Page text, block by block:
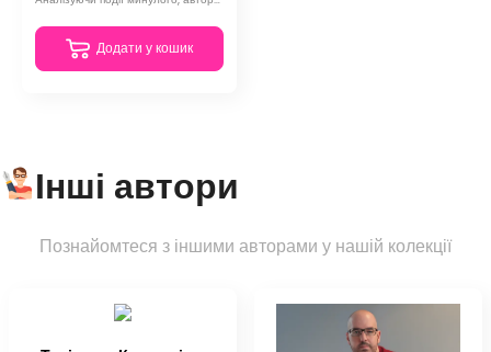
Додати у кошик
Інші автори
Познайомтеся з іншими авторами у нашій колекції